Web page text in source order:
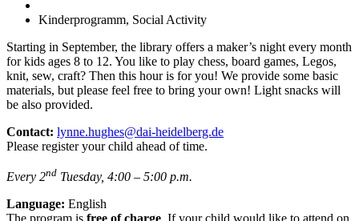
Kinderprogramm, Social Activity
Starting in September, the library offers a maker’s night every month
for kids ages 8 to 12. You like to play chess, board games, Legos,
knit, sew, craft? Then this hour is for you! We provide some basic
materials, but please feel free to bring your own! Light snacks will
be also provided.
Contact: lynne.hughes@dai-heidelberg.de
Please register your child ahead of time.
Every 2nd Tuesday, 4:00 – 5:00 p.m.
Language: English
The program is free of charge. If your child would like to attend on